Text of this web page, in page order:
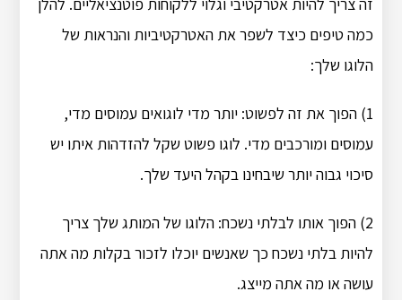
זה צריך להיות אטרקטיבי וגלוי ללקוחות פוטנציאליים. להלן
כמה טיפים כיצד לשפר את האטרקטיביות והנראות של
הלוגו שלך:
1) הפוך את זה לפשוט: יותר מדי לוגואים עמוסים מדי,
עמוסים ומורכבים מדי. לוגו פשוט שקל להזדהות איתו יש
סיכוי גבוה יותר שיבחינו בקהל היעד שלך.
2) הפוך אותו לבלתי נשכח: הלוגו של המותג שלך צריך
להיות בלתי נשכח כך שאנשים יוכלו לזכור בקלות מה אתה
עושה או מה אתה מייצג.